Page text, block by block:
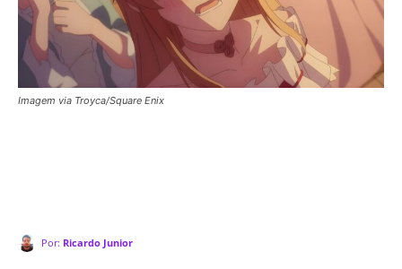
Imagem via Troyca/Square Enix
Por: Ricardo Junior